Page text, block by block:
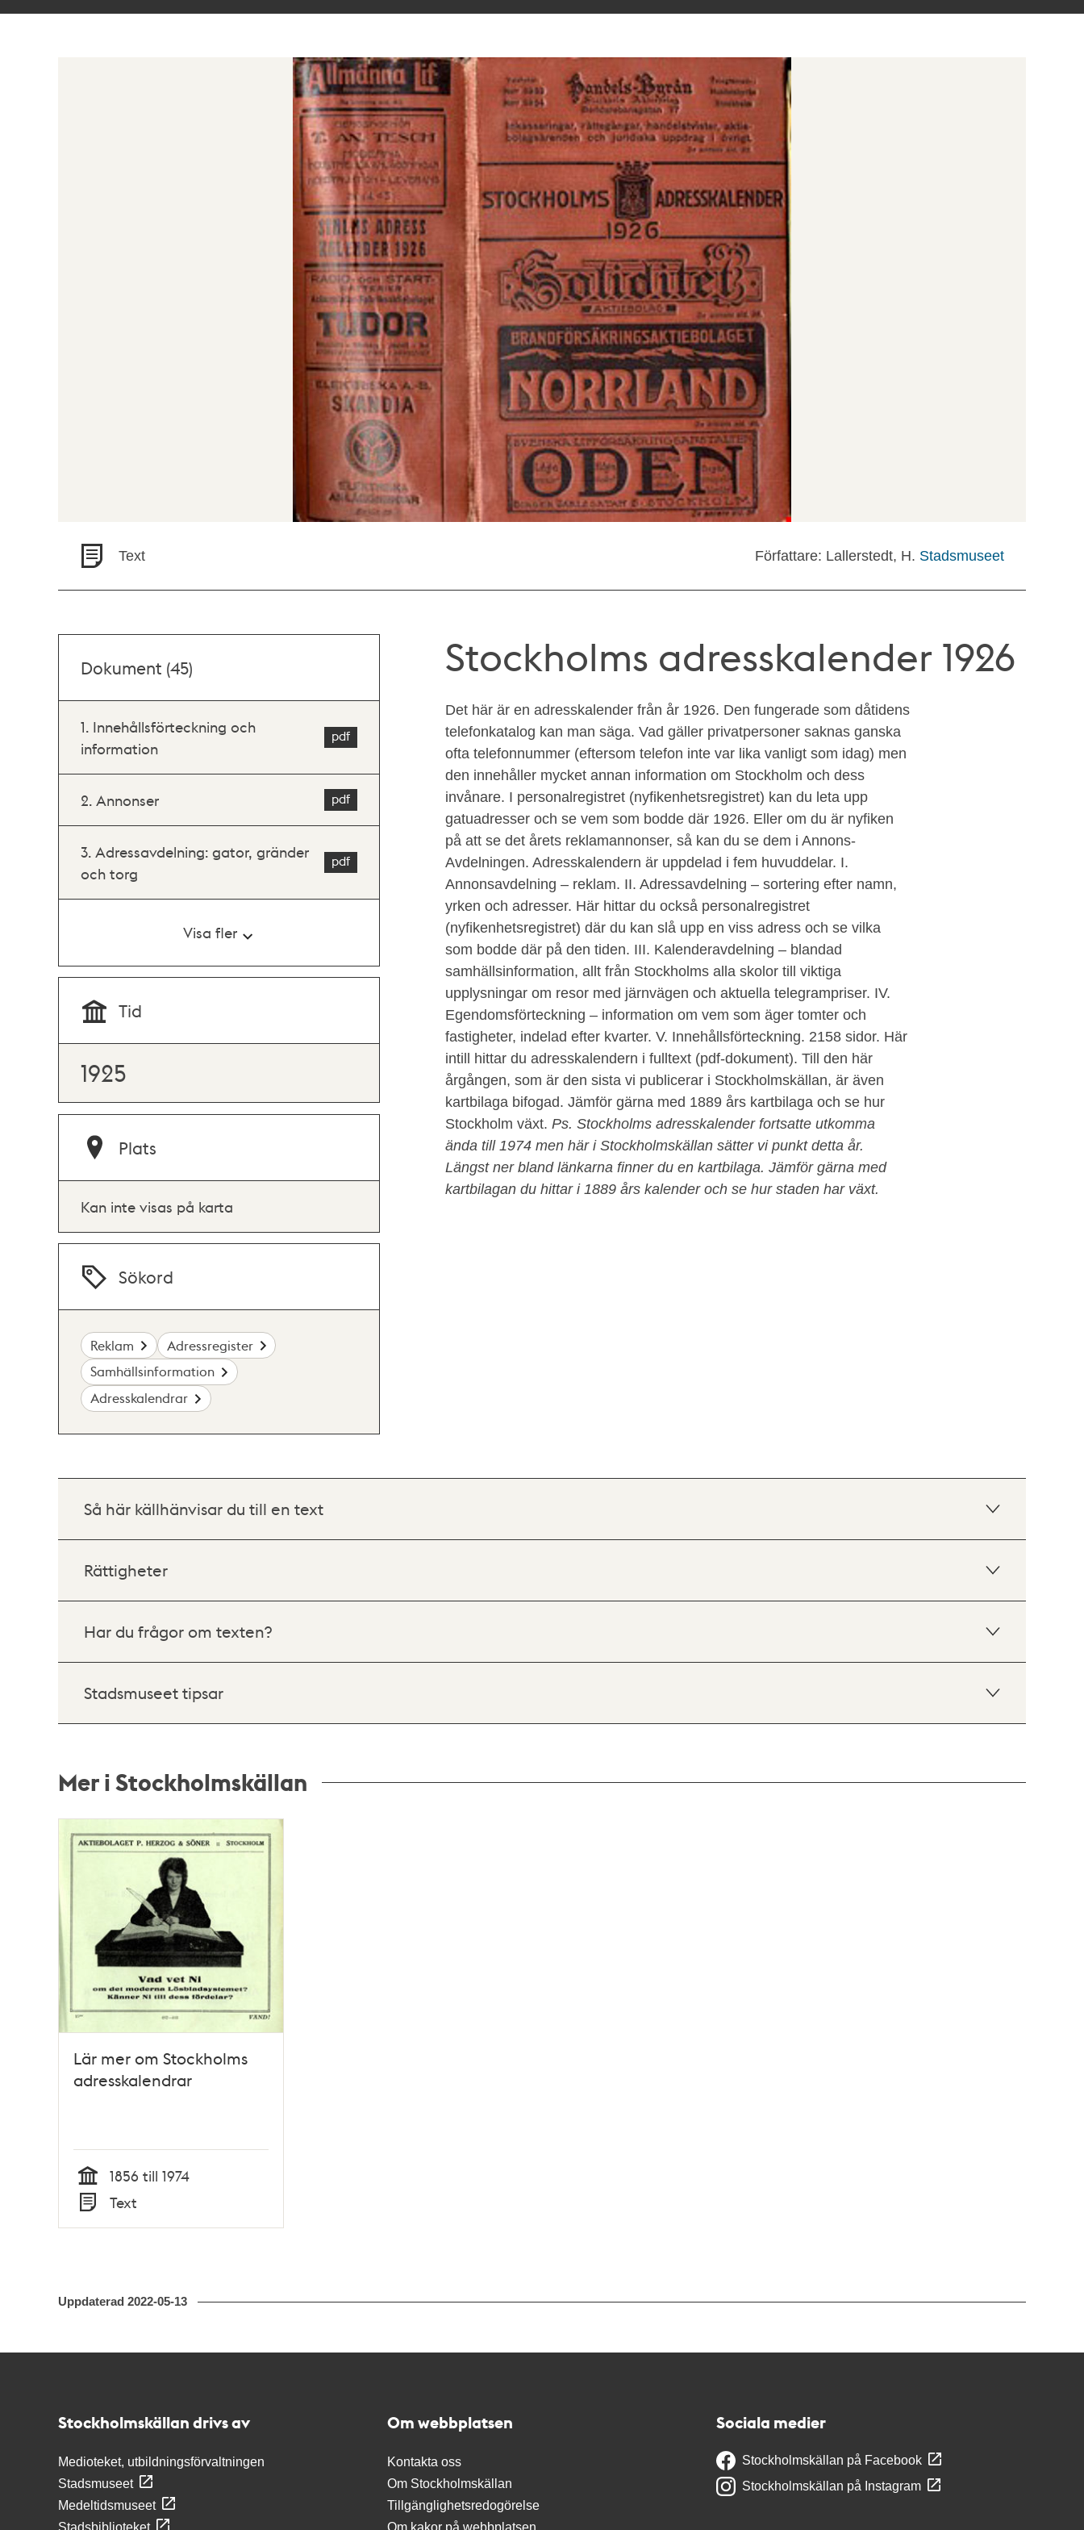
Text Författare: Lallerstedt, H. Stadsmuseet
Stockholms adresskalender 1926
Det här är en adresskalender från år 1926. Den fungerade som dåtidens
telefonkatalog kan man säga. Vad gäller privatpersoner saknas ganska
ofta telefonnummer (eftersom telefon inte var lika vanligt som idag) men
den innehåller mycket annan information om Stockholm och dess
invånare. I personalregistret (nyfikenhetsregistret) kan du leta upp
gatuadresser och se vem som bodde där 1926. Eller om du är nyfiken
på att se det årets reklamannonser, så kan du se dem i Annons-
Avdelningen. Adresskalendern är uppdelad i fem huvuddelar. I.
Annonsavdelning – reklam. II. Adressavdelning – sortering efter namn,
yrken och adresser. Här hittar du också personalregistret
(nyfikenhetsregistret) där du kan slå upp en viss adress och se vilka
som bodde där på den tiden. III. Kalenderavdelning – blandad
samhällsinformation, allt från Stockholms alla skolor till viktiga
upplysningar om resor med järnvägen och aktuella telegrampriser. IV.
Egendomsförteckning – information om vem som äger tomter och
fastigheter, indelad efter kvarter. V. Innehållsförteckning. 2158 sidor. Här
intill hittar du adresskalendern i fulltext (pdf-dokument). Till den här
årgången, som är den sista vi publicerar i Stockholmskällan, är även
kartbilaga bifogad. Jämför gärna med 1889 års kartbilaga och se hur
Stockholm växt. Ps. Stockholms adresskalender fortsatte utkomma
ända till 1974 men här i Stockholmskällan sätter vi punkt detta år.
Längst ner bland länkarna finner du en kartbilaga. Jämför gärna med
kartbilagan du hittar i 1889 års kalender och se hur staden har växt.
Dokument (45)
1. Innehållsförteckning och
information
2. Annonser
3. Adressavdelning: gator, gränder
och torg
Visa fler
Tid
1925
Plats
Kan inte visas på karta
Sökord
Reklam
Adressregister
Samhällsinformation
Adresskalendrar
Så här källhänvisar du till en text
Rättigheter
Har du frågor om texten?
Stadsmuseet tipsar
Mer i Stockholmskällan
poster
teman
Lär mer om Stockholms
adresskalendrar
Tid
1856 till 1974
Text
Uppdaterad 2022-05-13
Stockholmskällan drivs av
Medioteket, utbildningsförvaltningen
Stadsmuseet
Medeltidsmuseet
Stadsbiblioteket
Om webbplatsen
Kontakta oss
Om Stockholmskällan
Tillgänglighetsredogörelse
Om kakor på webbplatsen
Sociala medier
Stockholmskällan på Facebook
Stockholmskällan på Instagram